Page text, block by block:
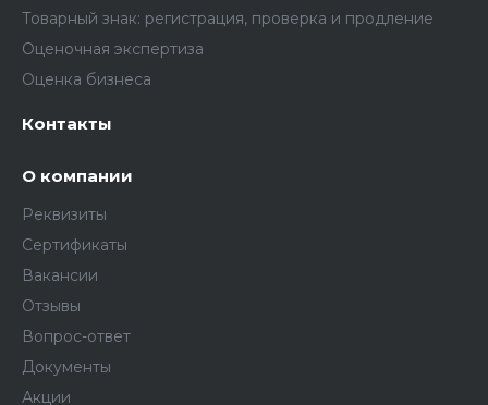
Товарный знак: регистрация, проверка и продление
Оценочная экспертиза
Оценка бизнеса
Контакты
О компании
Реквизиты
Сертификаты
Вакансии
Отзывы
Вопрос-ответ
Документы
Акции